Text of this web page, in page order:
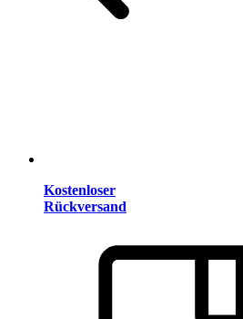
Kostenloser
Rückversand